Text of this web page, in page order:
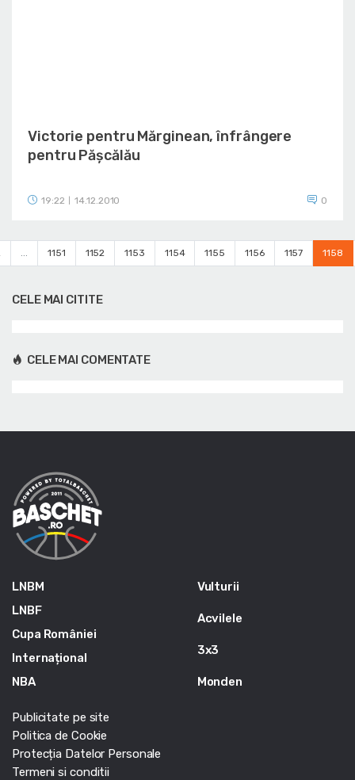
Victorie pentru Mărginean, înfrângere
pentru Pășcălău
19:22 14.12.2010 0
1151 1152 1153 1154 1155 1156 1157 1158
CELE MAI CITITE
CELE MAI COMENTATE
LNBM
LNBF
Cupa României
Internațional
NBA
Vulturii
Acvilele
3x3
Monden
Publicitate pe site
Politica de Cookie
Protecția Datelor Personale
Termeni si conditii